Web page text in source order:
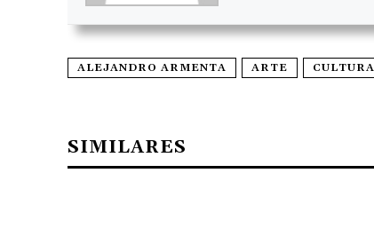
ALEJANDRO ARMENTA ARTE CULTURA
SIMILARES